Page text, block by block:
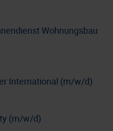
Wohnungsbau
International (m/w/d)
(m/w/d)